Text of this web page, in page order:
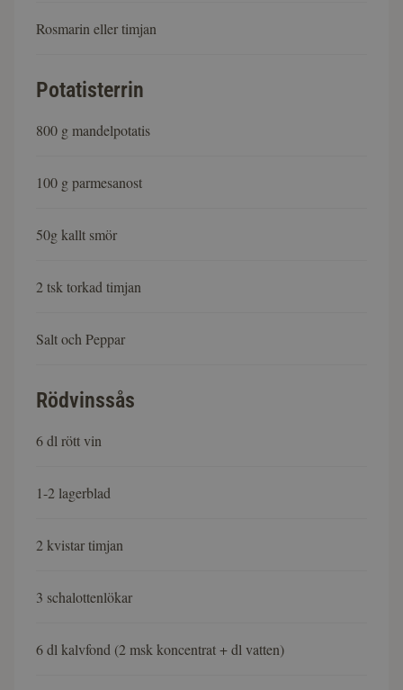
Rosmarin eller timjan
Potatisterrin
800 g mandelpotatis
100 g parmesanost
50g kallt smör
2 tsk torkad timjan
Salt och Peppar
Rödvinssås
6 dl rött vin
1-2 lagerblad
2 kvistar timjan
3 schalottenlökar
6 dl kalvfond (2 msk koncentrat + dl vatten)